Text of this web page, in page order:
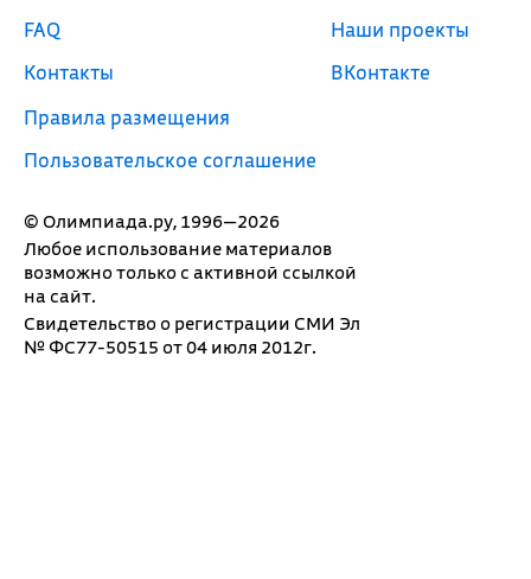
© Олимпиада.ру, 1996—2026
Любое использование материалов
возможно только с активной ссылкой
на сайт.
Свидетельство о регистрации СМИ Эл
№ ФС77-50515 от 04 июля 2012г.
FAQ
Контакты
Правила размещения
Пользовательское соглашение
Наши проекты
ВКонтакте